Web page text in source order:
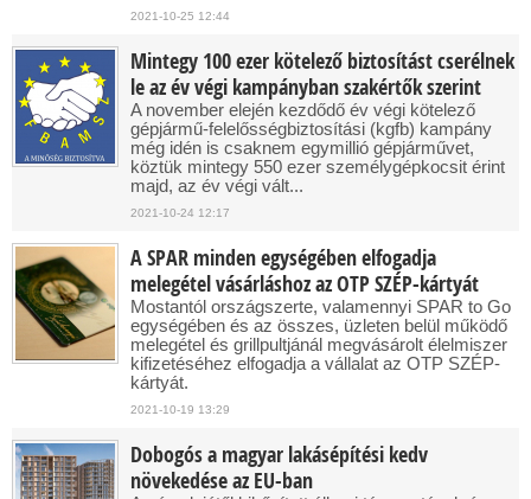
2021-10-25 12:44
Mintegy 100 ezer kötelező biztosítást cserélnek
le az év végi kampányban szakértők szerint
A november elején kezdődő év végi kötelező
gépjármű-felelősségbiztosítási (kgfb) kampány
még idén is csaknem egymillió gépjárművet,
köztük mintegy 550 ezer személygépkocsit érint
majd, az év végi vált...
2021-10-24 12:17
A SPAR minden egységében elfogadja
melegétel vásárláshoz az OTP SZÉP-kártyát
Mostantól országszerte, valamennyi SPAR to Go
egységében és az összes, üzleten belül működő
melegétel és grillpultjánál megvásárolt élelmiszer
kifizetéséhez elfogadja a vállalat az OTP SZÉP-
kártyát.
2021-10-19 13:29
Dobogós a magyar lakásépítési kedv
növekedése az EU-ban